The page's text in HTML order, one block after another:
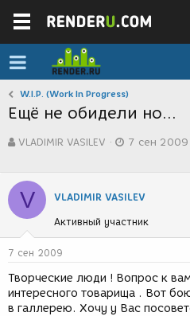
W.I.P. (Work In Progress)
Ещё не обидели но...
в
р
т
е
VLADIMIR VASILEV
а
о
з
и
я
7 сен 2009
V VLADIMIR VASILEV
Активный участник
7 сен 2009
Творческие люди ! Вопрос к
интересного товарища . Вот
в галлерею. Хочу у Вас